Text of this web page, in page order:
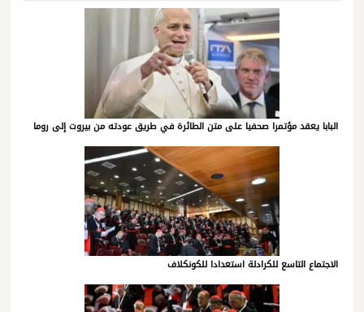
البابا يعقد مؤتمرا صحفيا على متن الطائرة في طريق عودته من بيروت إلى روما
الاجتماع التاسع للكرادلة استعدادا للكونكلاف